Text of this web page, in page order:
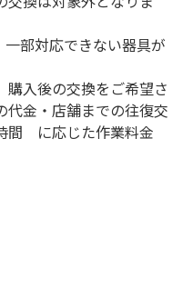
部対応できない器具が
入後の交換をご希望さ
代金・店舗までの往復交
間 に応じた作業料金